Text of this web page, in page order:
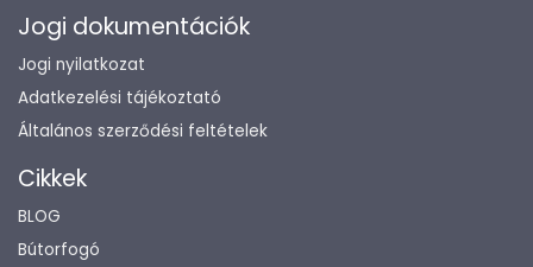
Jogi dokumentációk
Jogi nyilatkozat
Adatkezelési tájékoztató
Általános szerződési feltételek
Cikkek
BLOG
Bútorfogó